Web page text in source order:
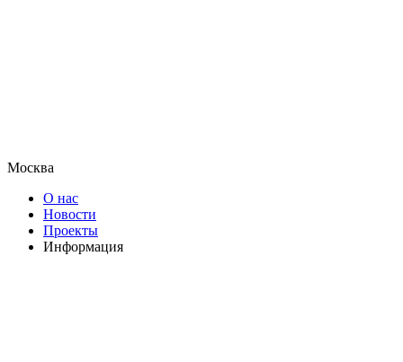
Москва
О нас
Новости
Проекты
Информация